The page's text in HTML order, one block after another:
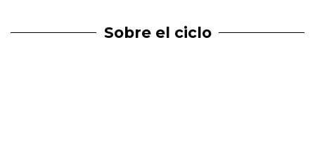
Sobre el ciclo